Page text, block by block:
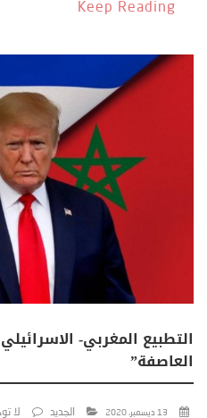
Keep Reading
التطبيع المغربي-
العاصفة”
13 ديسمبر، 2020 الجديد لا